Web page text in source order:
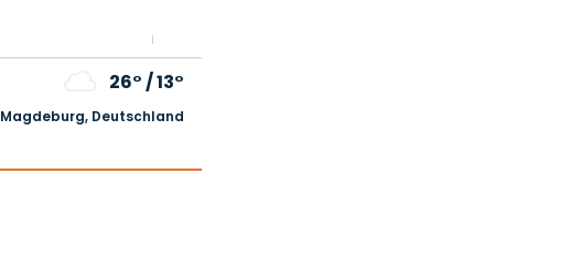
26°/13°
Magdeburg, Deutschland